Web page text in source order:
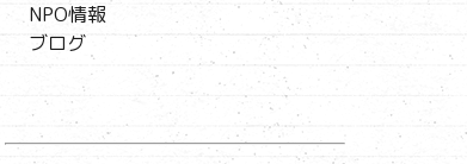
NPO情報
ブログ